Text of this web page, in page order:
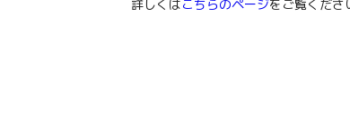
詳しくはこちらのページをご覧くださ